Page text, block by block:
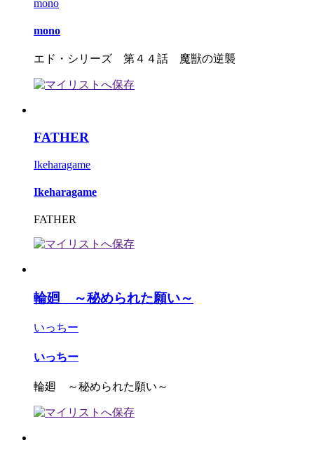
mono
mono
エド・シリーズ 第４４話 魔獣の逆襲
FATHER
Ikeharagame
Ikeharagame
FATHER
輪廻 ～秘められた願い～
いっちー
いっちー
輪廻 ～秘められた願い～